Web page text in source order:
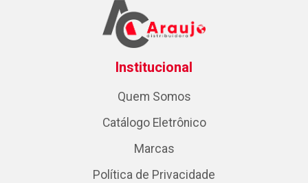
Institucional
Quem Somos
Catálogo Eletrônico
Marcas
Política de Privacidade